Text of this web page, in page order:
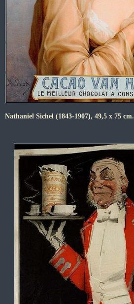
Nathaniel Sichel (1843-1907), 49,5 x 75 cm.